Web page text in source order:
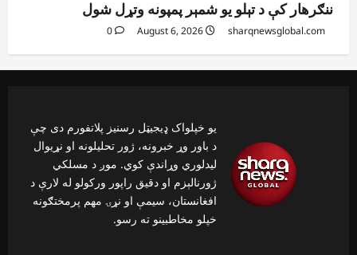
ننګرهار کې د تېلو یو شمېر پمپونه وتړل شول
sharqnewsglobal.com
0
یو خپلواک ډیجیټل رسنیز پلاتفورم دی چې
د باور وړ خبرونه، ژور تحلیلونه او نړیوال
لیدلوري وړاندې کوي. موږ د مسلکي
ژورنالېزم او دقیق راپور ورکولو له لارې د
افغانستان، سیمې او نړۍ مهم پرمختګونه
خپلو مخاطبینو ته رسو.